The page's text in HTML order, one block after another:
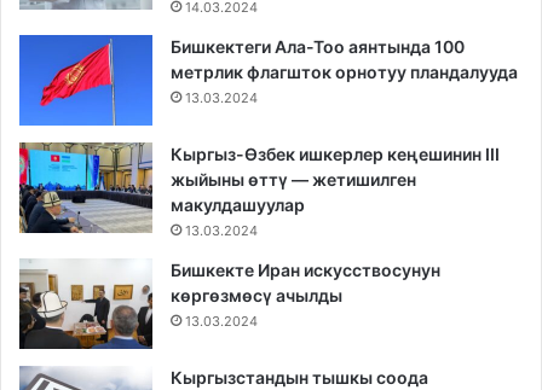
14.03.2024
Бишкектеги Ала-Тоо аянтында 100
метрлик флагшток орнотуу пландалууда
13.03.2024
Кыргыз-Өзбек ишкерлер кеңешинин III
жыйыны өттү — жетишилген
макулдашуулар
13.03.2024
Бишкекте Иран искусствосунун
көргөзмөсү ачылды
13.03.2024
Кыргызстандын тышкы соода